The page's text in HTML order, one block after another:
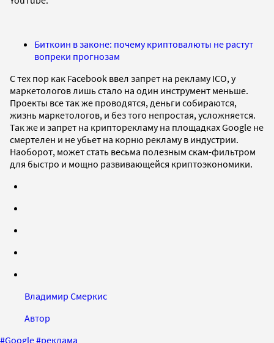
Биткоин в законе: почему криптовалюты не растут
вопреки прогнозам
С тех пор как Facebook ввел запрет на рекламу ICO, у
маркетологов лишь стало на один инструмент меньше.
Проекты все так же проводятся, деньги собираются,
жизнь маркетологов, и без того непростая, усложняется.
Так же и запрет на крипторекламу на площадках Google не
смертелен и не убьет на корню рекламу в индустрии.
Наоборот, может стать весьма полезным скам-фильтром
для быстро и мощно развивающейся криптоэкономики.
Владимир Смеркис
Автор
#Google#реклама